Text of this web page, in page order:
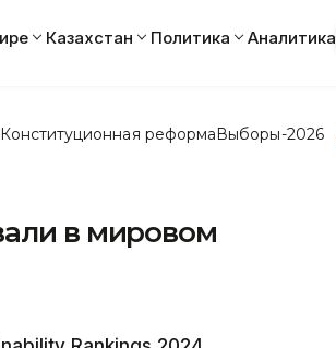
Казахстан Политика Аналитика
Конституционная реформаВыборы-2026
в мировом